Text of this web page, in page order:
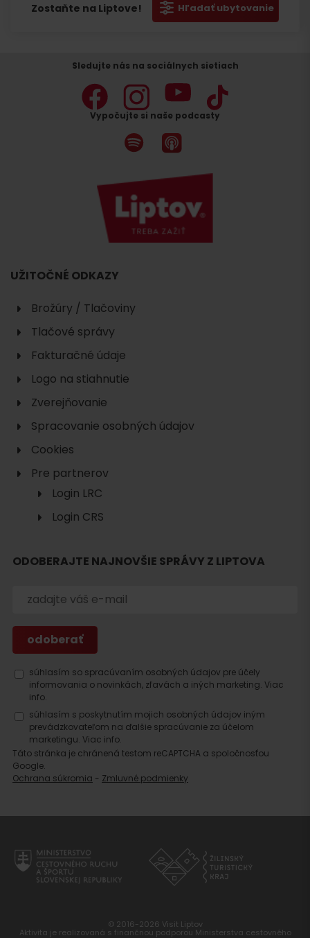
Zostaňte na Liptove! Hľadať ubytovanie
Hľadať
ubytovanie
Sledujte nás na sociálnych sietiach
Vypočujte si naše podcasty
UŽITOČNÉ ODKAZY
Brožúry / Tlačoviny
Tlačové správy
Fakturačné údaje
Logo na stiahnutie
Zverejňovanie
Spracovanie osobných údajov
Cookies
Pre partnerov
Login LRC
Login CRS
ODOBERAJTE NAJNOVŠIE SPRÁVY Z LIPTOVA
súhlasím so spracúvaním osobných údajov pre účely
informovania o novinkách, zľavách a iných marketing. Viac
info.
súhlasím s poskytnutím mojich osobných údajov iným
prevádzkovateľom na ďalšie spracúvanie za účelom
marketingu. Viac info.
Táto stránka je chránená testom reCAPTCHA a spoločnosťou
Google.
Ochrana súkromia - Zmluvné podmienky
© 2016-2026 Visit Liptov
Aktivita je realizovaná s finančnou podporou Ministerstva cestovného